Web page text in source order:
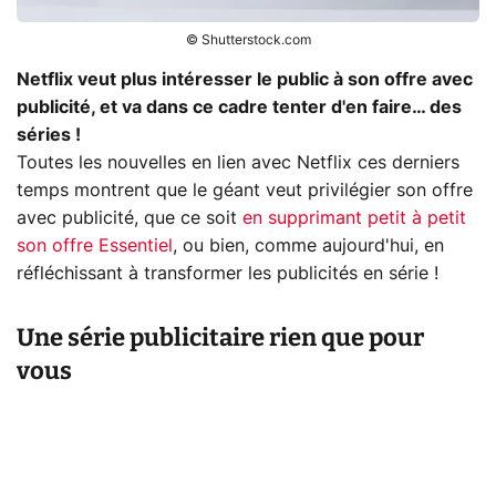
© Shutterstock.com
Netflix veut plus intéresser le public à son offre avec
publicité, et va dans ce cadre tenter d'en faire… des
séries !
Toutes les nouvelles en lien avec Netflix ces derniers
temps montrent que le géant veut privilégier son offre
avec publicité, que ce soit en supprimant petit à petit
son offre Essentiel , ou bien, comme aujourd'hui, en
réfléchissant à transformer les publicités en série !
Une série publicitaire rien que pour
vous